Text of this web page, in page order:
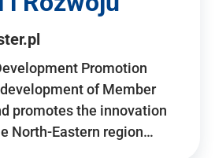
Promotion
of Member
promotes the innovation
North-Eastern region…